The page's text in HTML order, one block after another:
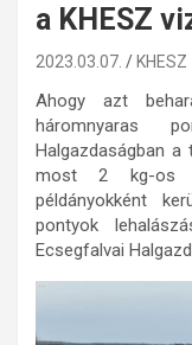
a KHESZ
2023.03.07. KHESZ
Ahogy azt
háromnyaras
Halgazdaságban a
most 2 kg-os
példányokként
pontyok
Ecsegfalvai